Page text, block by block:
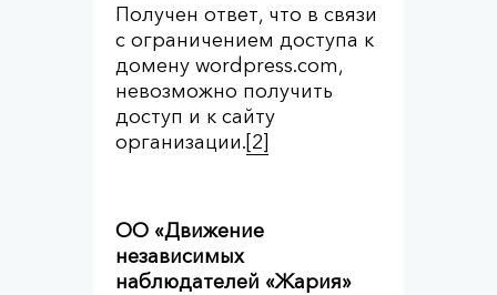
Получен ответ, что в связи
с ограничением доступа к
домену wordpress.com,
невозможно получить
доступ и к сайту
организации.[2]
ОО «Движение
независимых
наблюдателей «Жария»